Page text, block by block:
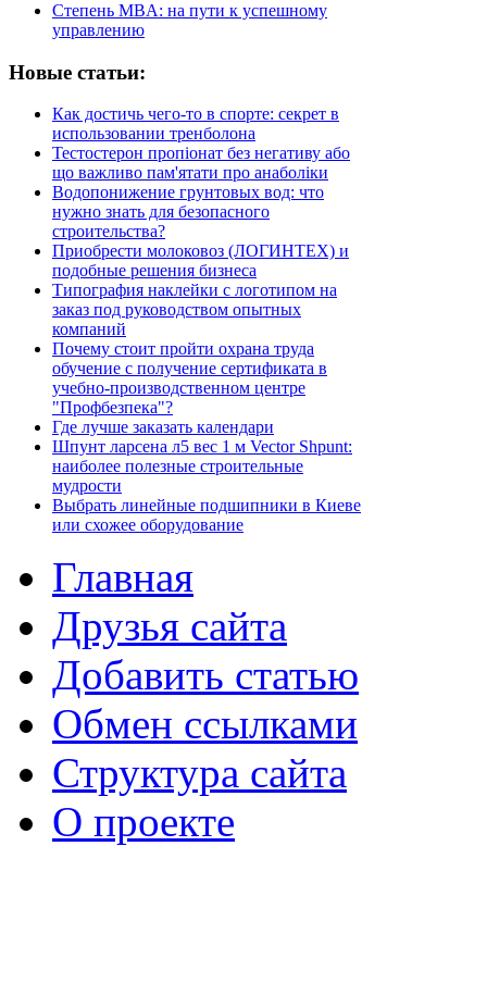
Степень MBA: на пути к успешному
управлению
Новые статьи:
Как достичь чего-то в спорте: секрет в
использовании тренболона
Тестостерон пропіонат без негативу або
що важливо пам'ятати про анаболіки
Водопонижение грунтовых вод: что
нужно знать для безопасного
строительства?
Приобрести молоковоз (ЛОГИНТЕХ) и
подобные решения бизнеса
Типография наклейки с логотипом на
заказ под руководством опытных
компаний
Почему стоит пройти охрана труда
обучение с получение сертификата в
учебно-производственном центре
"Профбезпека"?
Где лучше заказать календари
Шпунт ларсена л5 вес 1 м Vector Shpunt:
наиболее полезные строительные
мудрости
Выбрать линейные подшипники в Киеве
или схожее оборудование
Главная
Друзья сайта
Добавить статью
Обмен ссылками
Структура сайта
О проекте